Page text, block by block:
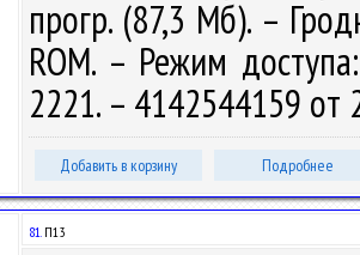
прогр. (87,3 Мб). –
ROM. – Режим
2221. – 4142544159 от
Добавить в корзину Подробнее
81.П13